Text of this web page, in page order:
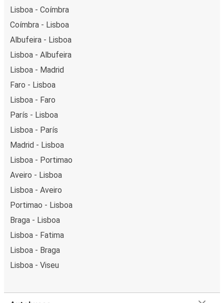
Lisboa - Coímbra
Coímbra - Lisboa
Albufeira - Lisboa
Lisboa - Albufeira
Lisboa - Madrid
Faro - Lisboa
Lisboa - Faro
París - Lisboa
Lisboa - París
Madrid - Lisboa
Lisboa - Portimao
Aveiro - Lisboa
Lisboa - Aveiro
Portimao - Lisboa
Braga - Lisboa
Lisboa - Fatima
Lisboa - Braga
Lisboa - Viseu